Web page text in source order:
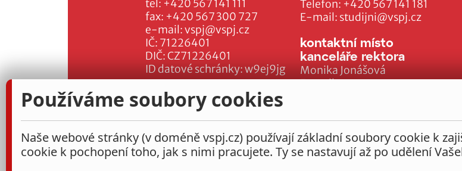
tel: +420 567 141 111
fax: +420 567 300 727
e-mail:vspj@vspj.cz
IČ: 71226401
DIČ: CZ71226401
ID datové schránky: w9ej9jg
Telefon: +420 567 141 181
E-mail: studijni@vspj.cz
kontaktní místo
kanceláře rektora
Monika Jonášová
E-mail:
Používáme soubory cookies
Naše webové stránky (v doméně vspj.cz) používají základní soubory cookie k
cookie k pochopení toho, jak s nimi pracujete. Ty se nastavují až po udělení